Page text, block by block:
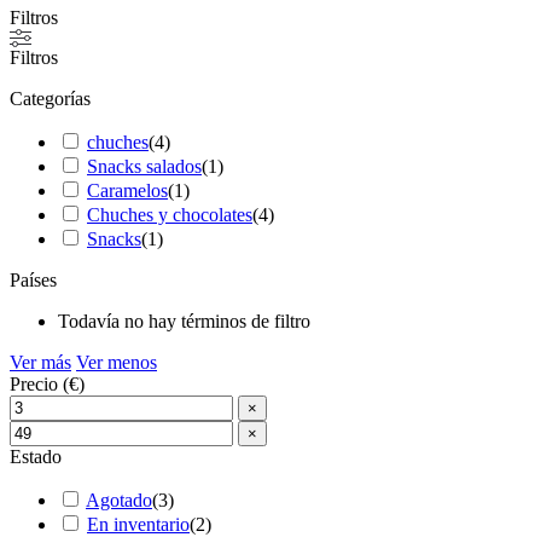
Filtros
Filtros
Categorías
chuches(4)
Snacks salados(1)
Caramelos(1)
Chuches y chocolates(4)
Snacks(1)
Países
Todavía no hay términos de filtro
Ver más Ver menos
Precio (€)
×
×
Estado
Agotado(3)
En inventario(2)